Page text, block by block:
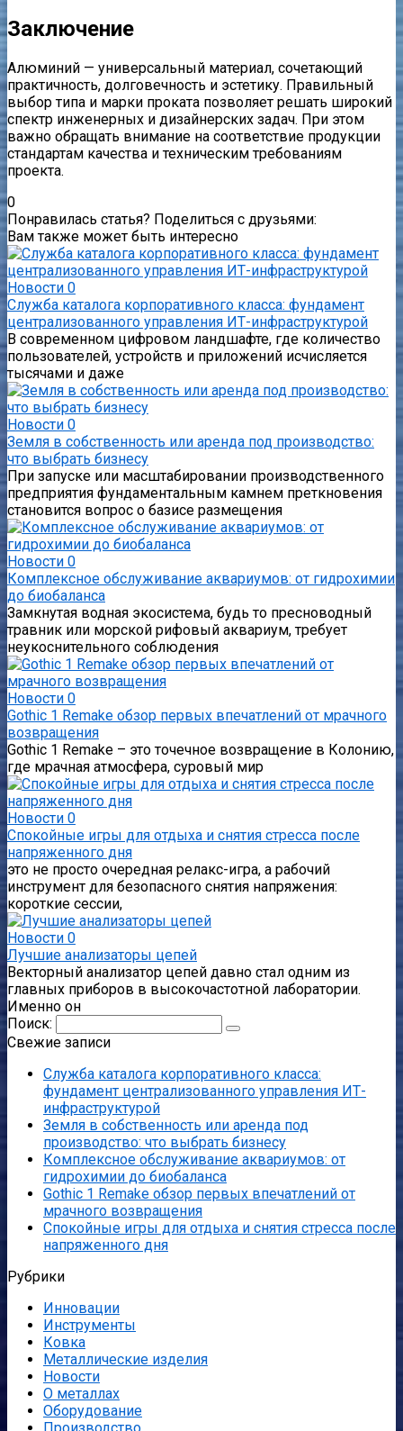
Заключение
Алюминий — универсальный материал, сочетающий
практичность, долговечность и эстетику. Правильный
выбор типа и марки проката позволяет решать широкий
спектр инженерных и дизайнерских задач. При этом
важно обращать внимание на соответствие продукции
стандартам качества и техническим требованиям
проекта.
0
Понравилась статья? Поделиться с друзьями:
Вам также может быть интересно
Новости 0
Служба каталога корпоративного класса: фундамент
централизованного управления ИТ-инфраструктурой
В современном цифровом ландшафте, где количество
пользователей, устройств и приложений исчисляется
тысячами и даже
Новости 0
Земля в собственность или аренда под производство:
что выбрать бизнесу
При запуске или масштабировании производственного
предприятия фундаментальным камнем преткновения
становится вопрос о базисе размещения
Новости 0
Комплексное обслуживание аквариумов: от гидрохимии
до биобаланса
Замкнутая водная экосистема, будь то пресноводный
травник или морской рифовый аквариум, требует
неукоснительного соблюдения
Новости 0
Gothic 1 Remake обзор первых впечатлений от мрачного
возвращения
Gothic 1 Remake – это точечное возвращение в Колонию,
где мрачная атмосфера, суровый мир
Новости 0
Спокойные игры для отдыха и снятия стресса после
напряженного дня
это не просто очередная релакс-игра, а рабочий
инструмент для безопасного снятия напряжения:
короткие сессии,
Новости 0
Лучшие анализаторы цепей
Векторный анализатор цепей давно стал одним из
главных приборов в высокочастотной лаборатории.
Именно он
Поиск:
Свежие записи
Служба каталога корпоративного класса:
фундамент централизованного управления ИТ-
инфраструктурой
Земля в собственность или аренда под
производство: что выбрать бизнесу
Комплексное обслуживание аквариумов: от
гидрохимии до биобаланса
Gothic 1 Remake обзор первых впечатлений от
мрачного возвращения
Спокойные игры для отдыха и снятия стресса после
напряженного дня
Рубрики
Инновации
Инструменты
Ковка
Металлические изделия
Новости
О металлах
Оборудование